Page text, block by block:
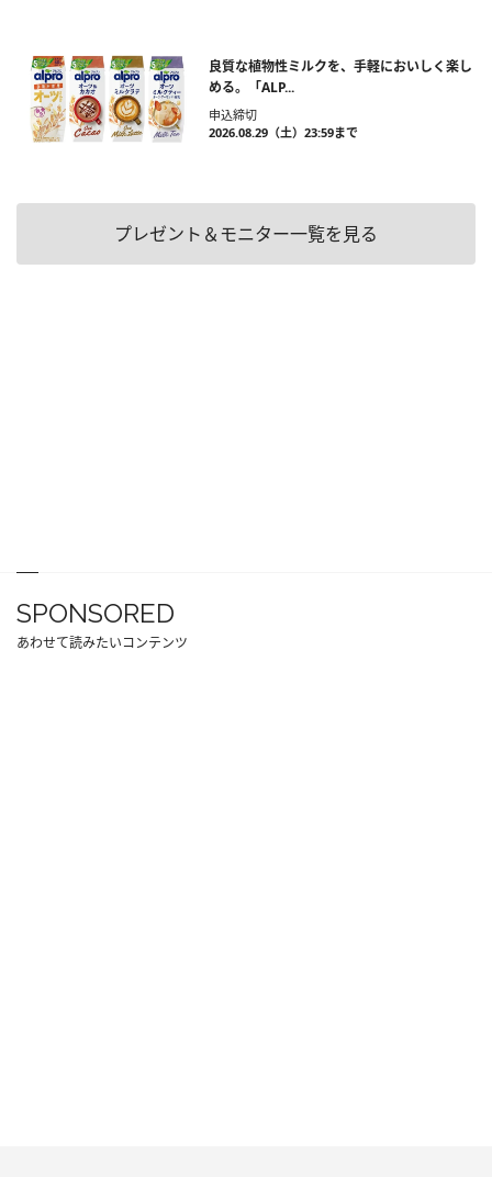
良質な植物性ミルクを、手軽においしく楽し
める。「ALP...
申込締切
2026.08.29（土）23:59まで
プレゼント＆モニター一覧を見る
SPONSORED
あわせて読みたいコンテンツ